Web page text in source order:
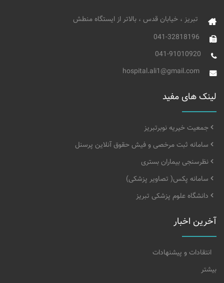
تبریز ، خیابان قدس ، بالاتر از ایستگاه منطش
041-32818196
041-91010920
hospital.ali1@gmail.com
لینک های مفید
جمعیت خیریه نوبرتبریز
سامانه ثبت مرخصی و فیش حقوق آنلاین پرسنل
نظرسنجی بیماران بستری
سامانه پکس( تصاویر پزشکی)
دانشگاه علوم پزشکی تبریز
آخرین اخبار
انتقادات و پیشنهادات
بیشتر